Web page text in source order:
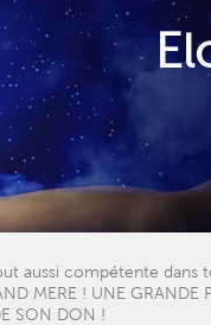
aussi compétente
MERE ! UNE GRANDE
SON DON !